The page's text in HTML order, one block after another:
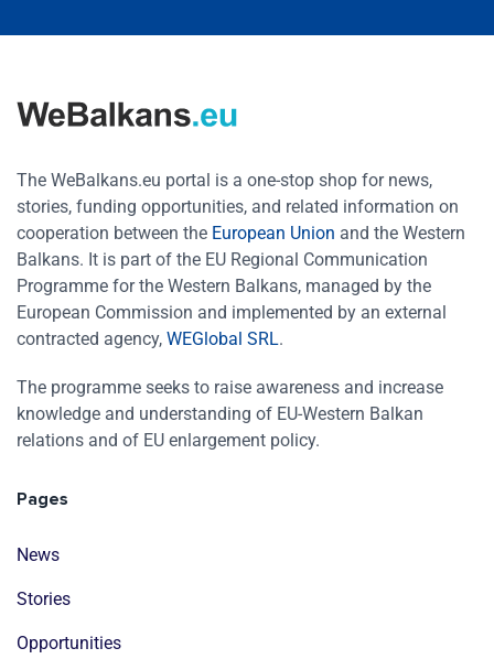
The WeBalkans.eu portal is a one-stop shop for news,
stories, funding opportunities, and related information on
cooperation between the European Union and the Western
Balkans. It is part of the EU Regional Communication
Programme for the Western Balkans, managed by the
European Commission and implemented by an external
contracted agency, WEGlobal SRL.
The programme seeks to raise awareness and increase
knowledge and understanding of EU-Western Balkan
relations and of EU enlargement policy.
Pages
News
Stories
Opportunities